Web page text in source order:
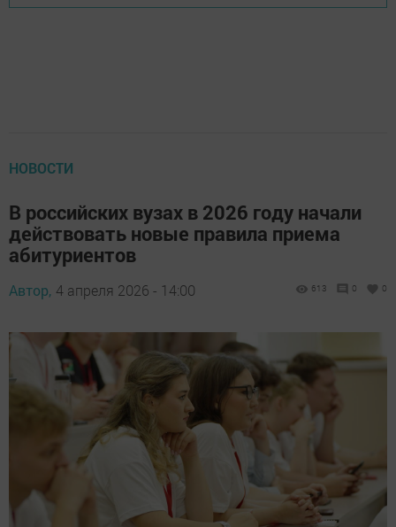
НОВОСТИ
В российских вузах в 2026 году начали
действовать новые правила приема
абитуриентов
Автор, 4 апреля 2026 - 14:00 613 0 0